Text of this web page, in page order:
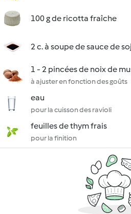
100 g de ricotta fraîche
2 c. à soupe de sauce de
1 - 2 pincées de noix de
à ajuster en fonction des goûts
eau
pour la cuisson des ravioli
feuilles de thym frais
pour la finition